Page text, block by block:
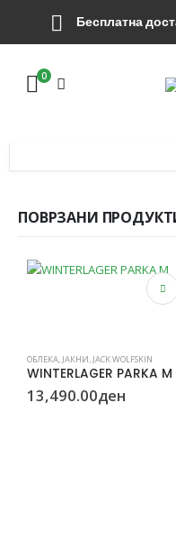
Бесплатна
0
ПОВРЗАНИ
This product has multiple variants. The options may be chosen on the product page
ОБЛЕКА, ЈАКНИ, JACK WOLFSKIN
WINTERLAGER PARKA M
13,490.00ден